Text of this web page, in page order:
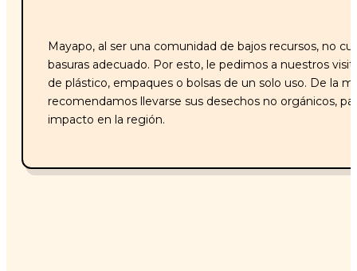
Mayapo, al ser una comunidad de bajos recursos, no
basuras adecuado. Por esto, le pedimos a nuestros
de plástico, empaques o bolsas de un solo uso. De la
recomendamos llevarse sus desechos no orgánicos,
impacto en la región.